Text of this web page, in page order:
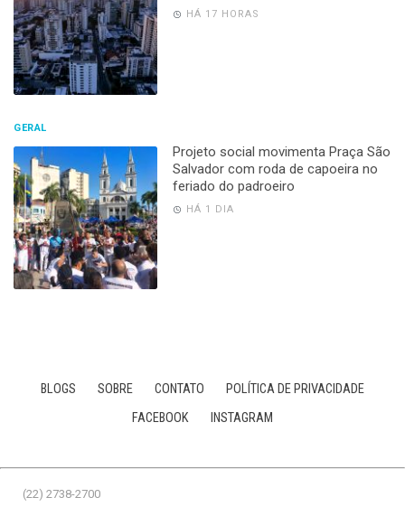
HÁ 17 HORAS
GERAL
Projeto social movimenta Praça São
Salvador com roda de capoeira no
feriado do padroeiro
HÁ 1 DIA
BLOGS SOBRE CONTATO
POLÍTICA DE PRIVACIDADE
FACEBOOK
INSTAGRAM
(22) 2738-2700